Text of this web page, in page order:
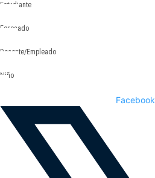
Estudiante
Egresado
Docente/Empleado
Niño
Facebook